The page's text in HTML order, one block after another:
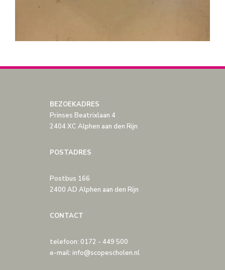
BEZOEKADRES
Prinses Beatrixlaan 4
2404 XC Alphen aan den Rijn
POSTADRES
Postbus 166
2400 AD Alphen aan den Rijn
CONTACT
telefoon: 0172 - 449 500
e-mail: info@scopescholen.nl